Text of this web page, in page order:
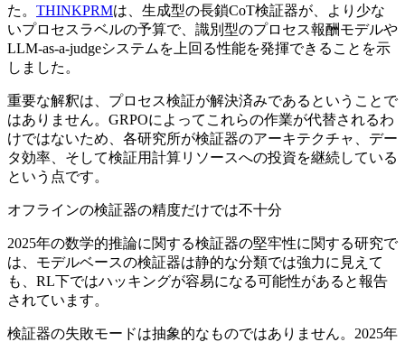
た。 THINKPRMは、生成型の長鎖CoT検証器が、より少な
いプロセスラベルの予算で、識別型のプロセス報酬モデルや
LLM-as-a-judgeシステムを上回る性能を発揮できることを示
しました。
重要な解釈は、プロセス検証が解決済みであるということで
はありません。GRPOによってこれらの作業が代替されるわ
けではないため、各研究所が検証器のアーキテクチャ、デー
タ効率、そして検証用計算リソースへの投資を継続している
という点です。
オフラインの検証器の精度だけでは不十分
2025年の数学的推論に関する検証器の堅牢性に関する研究で
は、モデルベースの検証器は静的な分類では強力に見えて
も、RL下ではハッキングが容易になる可能性があると報告
されています。
検証器の失敗モードは抽象的なものではありません。2025年